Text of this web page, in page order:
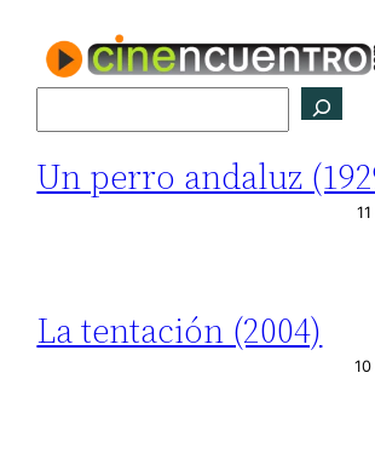
contenido
Un perro andaluz
La tentación (2004)